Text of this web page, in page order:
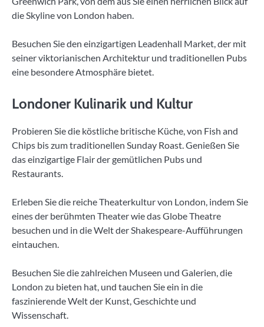
die Skyline von London haben.
Besuchen Sie den einzigartigen Leadenhall Market, der mit
seiner viktorianischen Architektur und traditionellen Pubs
eine besondere Atmosphäre bietet.
Londoner Kulinarik und Kultur
Probieren Sie die köstliche britische Küche, von Fish and
Chips bis zum traditionellen Sunday Roast. Genießen Sie
das einzigartige Flair der gemütlichen Pubs und
Restaurants.
Erleben Sie die reiche Theaterkultur von London, indem Sie
eines der berühmten Theater wie das Globe Theatre
besuchen und in die Welt der Shakespeare-Aufführungen
eintauchen.
Besuchen Sie die zahlreichen Museen und Galerien, die
London zu bieten hat, und tauchen Sie ein in die
faszinierende Welt der Kunst, Geschichte und
Wissenschaft.